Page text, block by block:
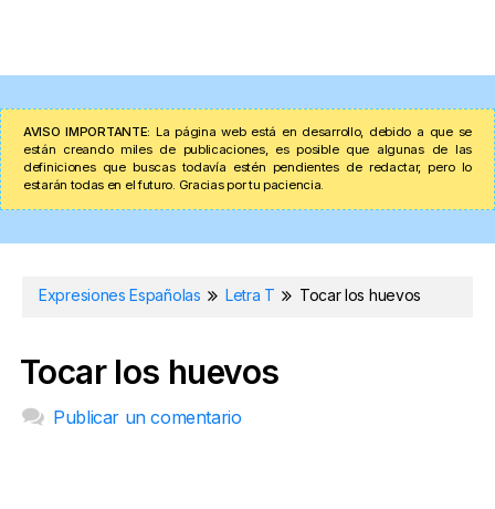
AVISO IMPORTANTE: La página web está en desarrollo, debido a que se
están creando miles de publicaciones, es posible que algunas de las
definiciones que buscas todavía estén pendientes de redactar, pero lo
estarán todas en el futuro. Gracias por tu paciencia.
Expresiones Españolas Letra T Tocar los huevos
Tocar los huevos
Publicar un comentario